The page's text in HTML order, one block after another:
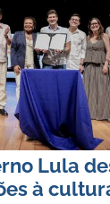
Lula
à